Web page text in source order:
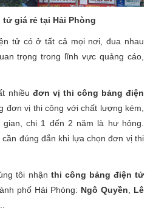
tử giá rẻ tại Hải Phòng
tử có ở tất cả mọi nơi, đua nhau
trọng trong lĩnh vực quảng cáo,
nhiều đơn vị thi công bảng điện
đơn vị thi công với chất lượng kém,
chi 1 đến 2 năm là hư hỏng.
đúng đắn khi lựa chọn đơn vị thi
tôi nhận thi công bảng điện tử
phố Hải Phòng: Ngô Quyền
Lê